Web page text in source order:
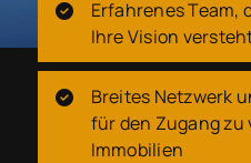
Erfahrenes Team,
Ihre Vision
Breites Netzwerk
für den Zugang zu
Immobilien